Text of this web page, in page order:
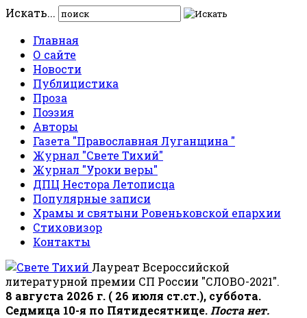
Искать...
Главная
О сайте
Новости
Публицистика
Проза
Поэзия
Авторы
Газета "Православная Луганщина "
Журнал "Свете Тихий"
Журнал "Уроки веры"
ДПЦ Нестора Летописца
Популярные записи
Храмы и святыни Ровеньковской епархии
Стиховизор
Контакты
Лауреат Всероссийской
литературной премии СП России "СЛОВО-2021".
8 августа 2026 г. ( 26 июля ст.ст.), суббота.
Седмица 10-я по Пятидесятнице. Поста нет.